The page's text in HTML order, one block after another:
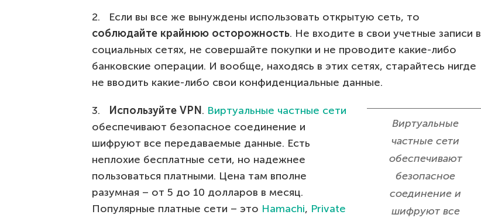
2. Если вы все же вынуждены использовать открытую сеть, то
соблюдайте крайнюю осторожность. Не входите в свои учетные записи в
социальных сетях, не совершайте покупки и не проводите какие-либо
банковские операции. И вообще, находясь в этих сетях, старайтесь нигде
не вводить какие-либо свои конфиденциальные данные.
Виртуальные
частные сети
обеспечивают
безопасное
соединение и
шифруют все
3. Используйте VPN . Виртуальные частные сети
обеспечивают безопасное соединение и
шифруют все передаваемые данные. Есть
неплохие бесплатные сети, но надежнее
пользоваться платными. Цена там вполне
разумная – от 5 до 10 долларов в месяц.
Популярные платные сети – это Hamachi, Private